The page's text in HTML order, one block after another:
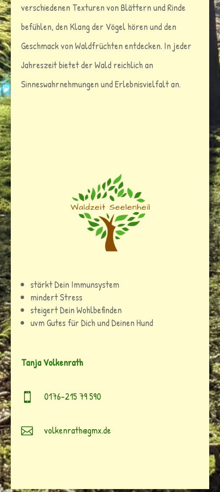
verschiedenen Texturen von Blättern und Rinde
befühlen, den Klang der Vögel hören und den
Geschmack von Waldfrüchten entdecken. In jeder
Jahreszeit bietet der Wald reichlich an
Sinneswahrnehmungen und Erlebnisvielfalt an.
stärkt Dein Immunsystem
mindert Stress
steigert Dein Wohlbefinden
uvm Gutes für Dich und Deinen Hund
Tanja Volkenrath
 0176-215 79 590
 volkenrath@gmx.de